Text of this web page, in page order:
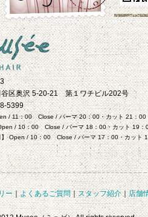
谷区奥沢 5-20-21 第１ワチビル202号
5399
/ 11：00 Close / パーマ 20：00・カット 21：00
/ 10：00 Close / パーマ 18：00・カット 19：
】 Open / 10：00 Close / パーマ 17：00・カット
ー｜よくあるご質問｜スタッフ紹介｜店舗